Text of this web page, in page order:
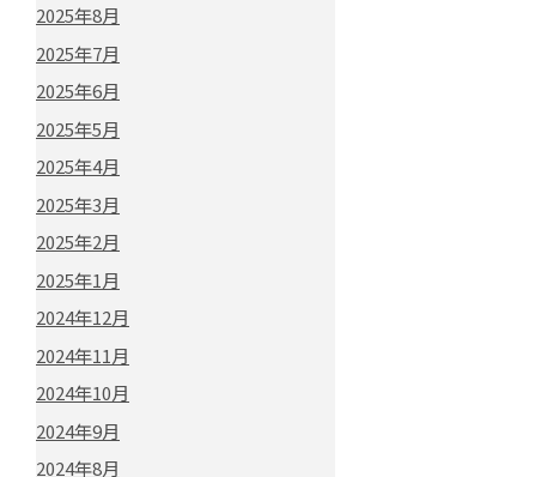
2025年8月
2025年7月
2025年6月
2025年5月
2025年4月
2025年3月
2025年2月
2025年1月
2024年12月
2024年11月
2024年10月
2024年9月
2024年8月